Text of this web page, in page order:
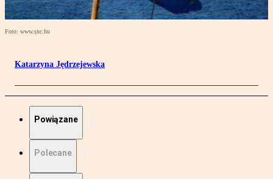
Foto: www.sxc.hu
Katarzyna Jędrzejewska
Powiązane
Polecane